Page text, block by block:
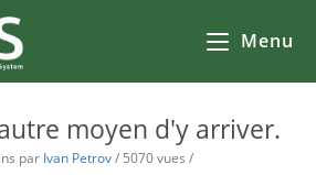
Menu
moyen d'y arriver.
par Ivan Petrov/ 5070 vues /